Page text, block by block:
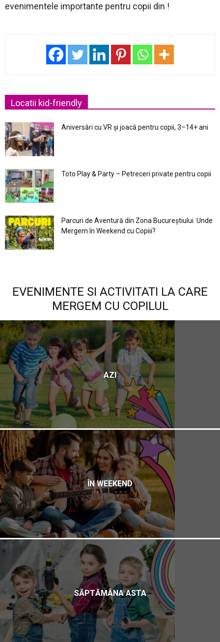
evenimentele importante pentru copii din !
Locatii kid-friendly
Aniversări cu VR și joacă pentru copii, 3–14+ ani
Toto Play & Party – Petreceri private pentru copii
Parcuri de Aventură din Zona Bucureştiului. Unde
Mergem în Weekend cu Copiii?
EVENIMENTE SI ACTIVITATI LA CARE
MERGEM CU COPILUL
AZI
ÎN WEEKEND
SĂPTĂMÂNA ASTA